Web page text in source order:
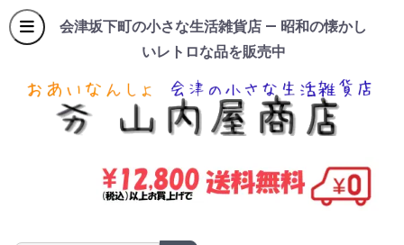
会津坂下町の小さな生活雑貨店 — 昭和の懐かし
いレトロな品を販売中